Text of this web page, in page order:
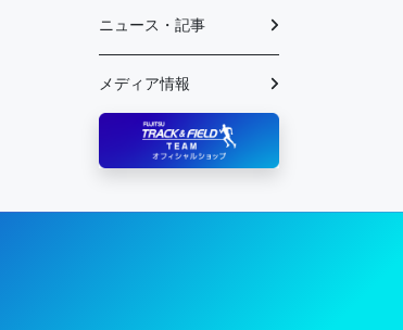
ニュース・記事
メディア情報